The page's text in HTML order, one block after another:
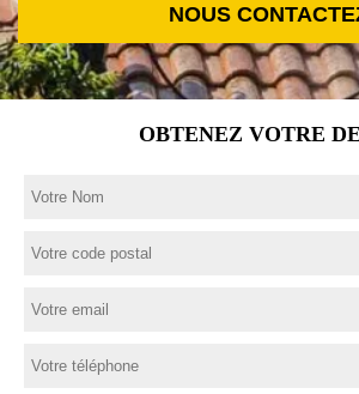
NOUS
OBTENEZ VOTRE